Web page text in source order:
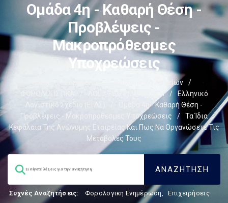
Ομάδα 4η - Καθαρή Θέση -
Προβλέψεις -
Μακροπρόθεσμες
Υποχρεώσεις
Βιβλιοθήκη Αρχείων
/
ΦΟΡΟΛΟΓΙΣΤΙΚΑ
ΛΟΓΙΣΤΙΚΗ ΕΝΗΜΕΡΩΣΗ /
Ελληνικό
Λογιστικό Σχέδιο (ΕΓΛΣ)
Ομάδα 4η - Καθαρή Θέση -
Προβλέψεις - Μακροπρόθεσμες Υποχρεώσεις
/
Τα Ίδια
Κεφάλαια Της Ανώνυμης Εταιρείας Και Πως Να Οργανώσετε Τις
Μεταβολές Τους
Συχνές Αναζητήσεις: Φορολογικη Ενημέρωση, Επιχειρήσεις